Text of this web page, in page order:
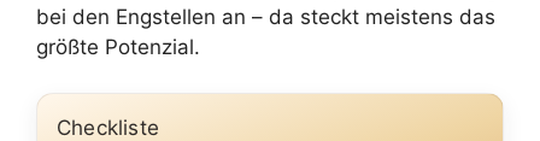
bei den Engstellen an – da steckt meistens das
größte Potenzial.
Checkliste